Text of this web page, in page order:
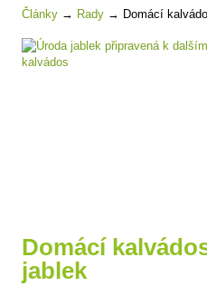
Články → Rady → Domácí
Domácí
jablek